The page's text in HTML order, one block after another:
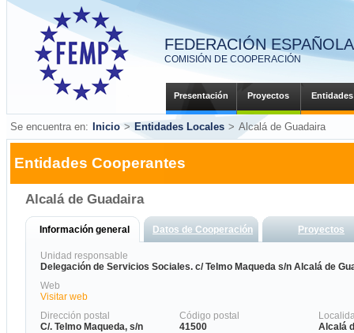
FEDERACIÓN
COMISIÓN DE COOPERACIÓN
Presentación Proyectos Entidades
Se encuentra en: Inicio > Entidades Locales > Alcalá de Guadaira
Entidades Cooperantes
Alcalá de Guadaira
Información general Datos de Cooperación Proyectos
Unidad responsable
Delegación de Servicios Sociales. c/ Telmo Maqueda s/n Alcalá de
Web
Visitar web
Dirección postal
C/. Telmo Maqueda, s/n
Código postal
41500
Alcalá